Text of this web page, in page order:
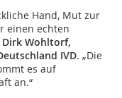
Hand, Mut zur
einen echten
Dirk Wohltorf,
IVD. „Die
es auf
an.“